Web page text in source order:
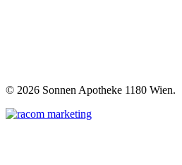
© 2026 Sonnen Apotheke 1180 Wien.